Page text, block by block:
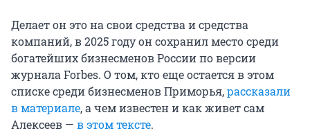
Делает он это на свои средства и средства
компаний, в 2025 году он сохранил место среди
богатейших бизнесменов России по версии
журнала Forbes. О том, кто еще остается в этом
списке среди бизнесменов Приморья,рассказали
в материале, а чем известен и как живет сам
Алексеев — в этом тексте.